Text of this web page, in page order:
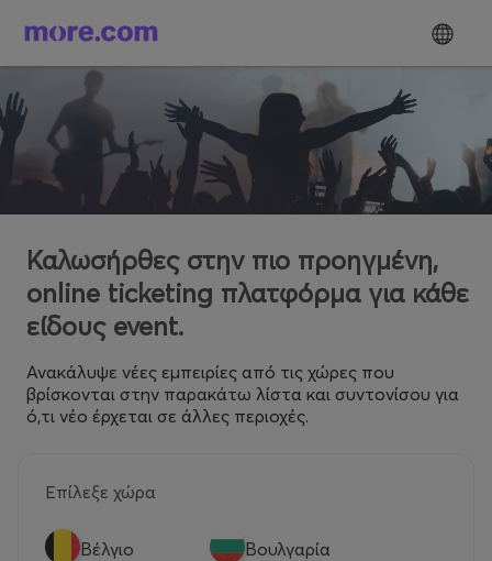
Καλωσήρθες στην πιο προηγμένη,
online ticketing πλατφόρμα για κάθε
είδους event.
Ανακάλυψε νέες εμπειρίες από τις χώρες που
βρίσκονται στην παρακάτω λίστα και συντονίσου για
ό,τι νέο έρχεται σε άλλες περιοχές.
Επίλεξε χώρα
Βέλγιο Βουλγαρία